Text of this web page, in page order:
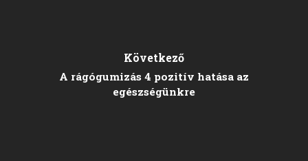
Következő
A rágógumizás 4 pozitív hatása az
egészségünkre